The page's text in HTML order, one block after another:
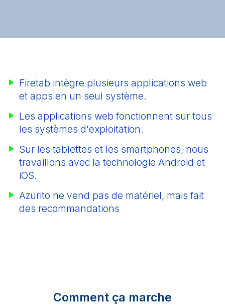
Firetab intègre plusieurs applications web
et apps en un seul système.
Les applications web fonctionnent sur tous
les systèmes d'exploitation.
Sur les tablettes et les smartphones, nous
travaillons avec la technologie Android et
iOS.
Azurito ne vend pas de matériel, mais fait
des recommandations
Comment ça marche